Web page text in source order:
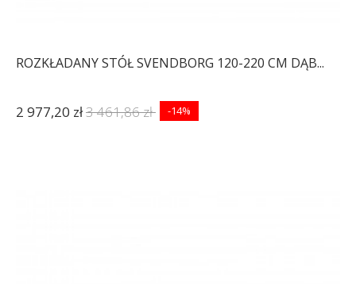
ROZKŁADANY STÓŁ SVENDBORG 120-220 CM DĄB...
2 977,20 zł3 461,86 zł -14%